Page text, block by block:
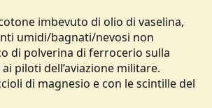
imbevuto di olio di vaselina,
umidi/bagnati/nevosi non
di polverina di ferrocerio sulla
piloti dell’aviazione militare.
di magnesio e con le scintille del